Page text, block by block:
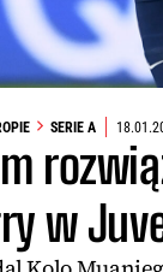
SERIE A
w